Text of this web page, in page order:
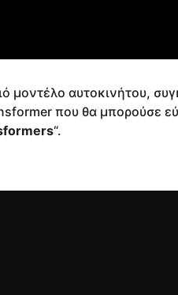
μοντέλο αυτοκινήτου,
που θα μπορούσε
“.